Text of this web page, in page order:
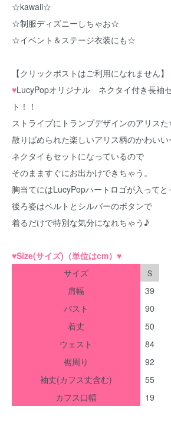
☆kawaii☆
☆制服ディズニーしちゃお☆
☆イベント＆ステージ衣装にも☆
【クリックポストはご利用になれません】
♥LucyPopオリジナル ネクタイ付き長袖
ト！！
ストライプにトランプデザインのアリスた
散りばめられた楽しいアリス柄のかわい
ネクタイもセットになっているので
そのまますぐにお出かけできちゃう。
胸当てにはLucyPopハートロゴが入ってと
後ろ姿はベルトとシルバーのボタンで
着るだけで特別な気分になれちゃう♪
♥Size(サイズ)（単位はcm） ♥
サイズ
Ｓ
肩幅
39
バスト
90
着丈
50
ウェスト
84
裾周り
92
袖丈(カフス丈含む)
55
カフス口幅
19